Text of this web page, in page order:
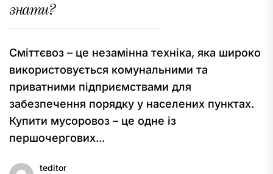
знати?
Сміттєвоз – це незамінна техніка, яка широко
використовується комунальними та
приватними підприємствами для
забезпечення порядку у населених пунктах.
Купити мусоровоз – це одне із
першочергових...
teditor